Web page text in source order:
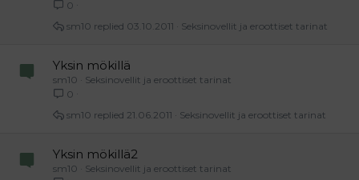
0
Seksinovellit ja eroottiset tarinat
03.10.2011
sm10
Yksin mökillä
sm10
Seksinovellit ja eroottiset tarinat
0
Seksinovellit ja eroottiset tarinat
21.06.2011
sm10
Yksin mökillä2
sm10
Seksinovellit ja eroottiset tarinat